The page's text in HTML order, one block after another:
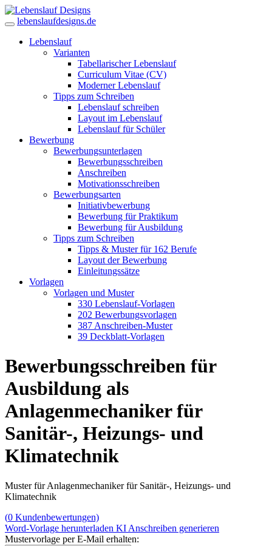
lebenslaufdesigns.de
Lebenslauf
Varianten
Tabellarischer Lebenslauf
Curriculum Vitae (CV)
Moderner Lebenslauf
Tipps zum Schreiben
Lebenslauf schreiben
Layout im Lebenslauf
Lebenslauf für Schüler
Bewerbung
Bewerbungsunterlagen
Bewerbungsschreiben
Anschreiben
Motivationsschreiben
Bewerbungsarten
Initiativbewerbung
Bewerbung für Praktikum
Bewerbung für Ausbildung
Tipps zum Schreiben
Tipps & Muster für 162 Berufe
Layout der Bewerbung
Einleitungssätze
Vorlagen
Vorlagen und Muster
330 Lebenslauf-Vorlagen
202 Bewerbungsvorlagen
387 Anschreiben-Muster
39 Deckblatt-Vorlagen
Bewerbungsschreiben für
Ausbildung als
Anlagenmechaniker für
Sanitär-, Heizungs- und
Klimatechnik
Muster für Anlagenmechaniker für Sanitär-, Heizungs- und
Klimatechnik
(0 Kundenbewertungen)
Word-Vorlage herunterladen KI Anschreiben generieren
Mustervorlage per E-Mail erhalten: